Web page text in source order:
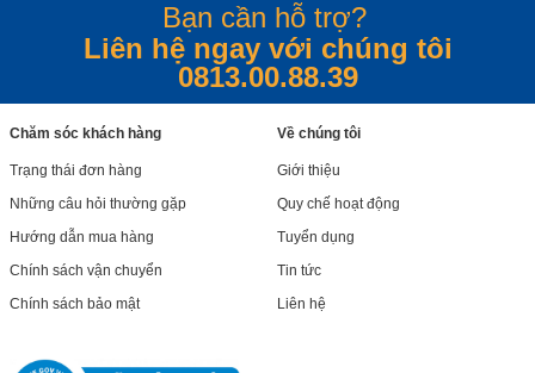
Bạn cần hỗ trợ?
Liên hệ ngay với chúng tôi
0813.00.88.39
Chăm sóc khách hàng
Trạng thái đơn hàng
Những câu hỏi thường gặp
Hướng dẫn mua hàng
Chính sách vận chuyển
Chính sách bảo mật
Về chúng tôi
Giới thiệu
Quy chế hoạt động
Tuyển dụng
Tin tức
Liên hệ